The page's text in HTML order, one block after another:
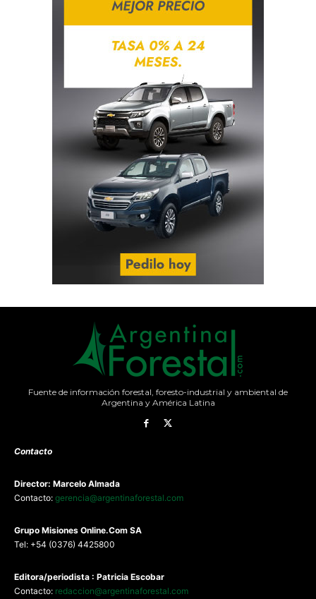
Fuente de información forestal, foresto-industrial y ambiental de
Argentina y América Latina
Contacto
Director: Marcelo Almada
Contacto: gerencia@argentinaforestal.com
Grupo Misiones Online.Com SA
Tel: +54 (0376) 4425800
Editora/periodista : Patricia Escobar
Contacto: redaccion@argentinaforestal.com